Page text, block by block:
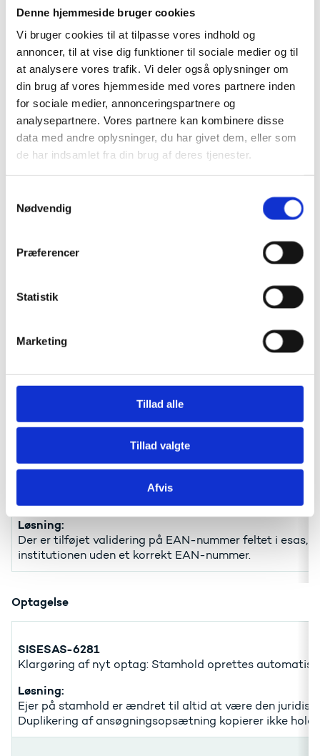
Denne hjemmeside bruger cookies
Vi bruger cookies til at tilpasse vores indhold og
annoncer, til at vise dig funktioner til sociale medier og til
at analysere vores trafik. Vi deler også oplysninger om
din brug af vores hjemmeside med vores partnere inden
for sociale medier, annonceringspartnere og
analysepartnere. Vores partnere kan kombinere disse
data med andre oplysninger, du har givet dem, eller som
de har indsamlet fra din brug af deres tjenester.
Nødvendig
Præferencer
Statistik
Marketing
Tillad alle
Tillad valgte
Afvis
Løsning:
selvom feltet 'Sagsbehandlingafgørelse' er tomt.
SISESAS-6783
Bilag kommer dobbelt ind i esas
Løsning:
Der er at tilføjet et tjek, som lytter på om et bilag er
kommunikation og derved undgå dobbelte bilag
SISESAS-6789/UFMNS-19587
Fejl på Gennemse og godkend
Valg af fag bliver kun vist når den er udfyldt og der er
Status på nye ansøgninger forskellig på rkv adgang og
Løsning:
Der er lavet en ændring så alle typer RKV-ansøgninger
Løsning:
Der er tilføjet validering på EAN-nummer feltet i esas,
institutionen uden et korrekt EAN-nummer.
Optagelse
SISESAS-6281
Klargøring af nyt optag: Stamhold oprettes
Løsning:
Ejer på stamhold er ændret til altid at være den
Duplikering af ansøgningsopsætning kopierer ikke